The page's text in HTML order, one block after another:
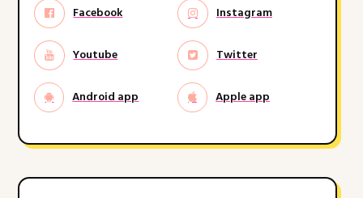
Facebook Instagram
Youtube Twitter
Android app Apple app